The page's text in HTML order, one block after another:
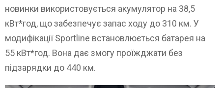
новинки використовується акумулятор на 38,5
кВт*год, що забезпечує запас ходу до 310 км. У
модифікації Sportline встановлюється батарея на
55 кВт*год. Вона дає змогу проїжджати без
підзарядки до 440 км.